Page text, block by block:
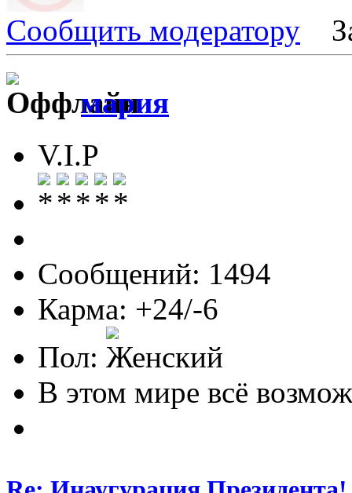
Сообщить модератору
мария
V.I.P
Сообщений: 1494
Карма: +24/-6
Пол:
В этом мире всё